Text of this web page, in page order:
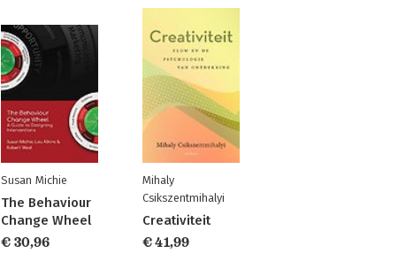
Susan Michie
The Behaviour
Change Wheel
€ 30,96
Mihaly
Csikszentmihalyi
Creativiteit
€ 41,99